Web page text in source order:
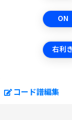
ON
右利き
コード譜編集